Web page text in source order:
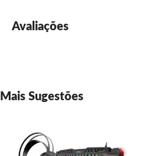
Avaliações
Mais Sugestões